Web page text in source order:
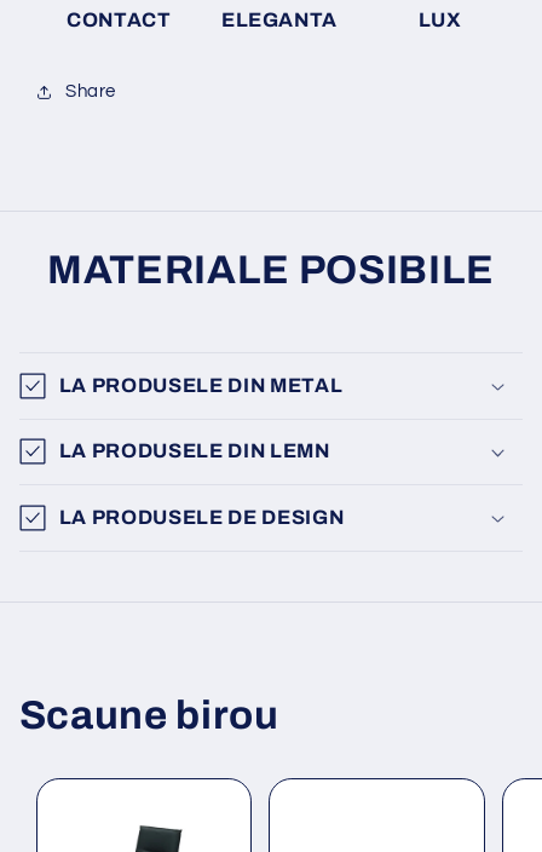
CONTACT ELEGANTA LUX
Share
MATERIALE POSIBILE
LA PRODUSELE DIN METAL
LA PRODUSELE DIN LEMN
LA PRODUSELE DE DESIGN
Scaune birou